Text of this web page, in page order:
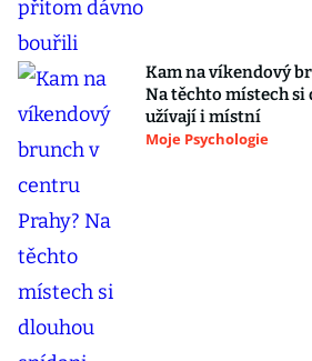
Kam na víkendový
Na těchto místech
užívají i místní
Moje Psychologie